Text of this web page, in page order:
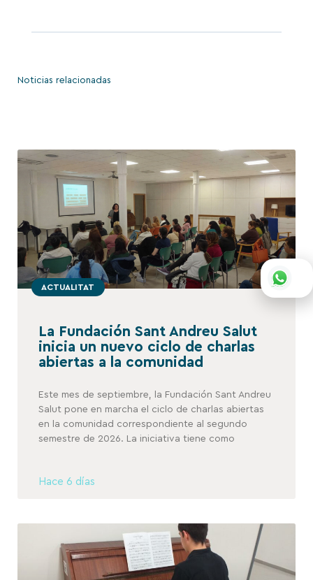
Noticias relacionadas
ACTUALITAT
La Fundación Sant Andreu Salut
inicia un nuevo ciclo de charlas
abiertas a la comunidad
Este mes de septiembre, la Fundación Sant Andreu
Salut pone en marcha el ciclo de charlas abiertas
en la comunidad correspondiente al segundo
semestre de 2026. La iniciativa tiene como
Hace 6 días